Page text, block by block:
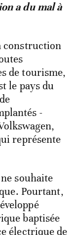
a du mal à
construction
de tourisme,
le pays du
-
représente
souhaite
Pourtant,
baptisée
électrique de